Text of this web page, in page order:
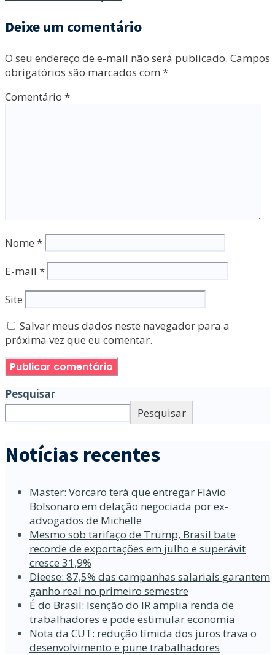
Deixe um comentário
O seu endereço de e-mail não será publicado. Campos
obrigatórios são marcados com *
Comentário *
Nome *
E-mail *
Site
Salvar meus dados neste navegador para a
próxima vez que eu comentar.
Pesquisar
Pesquisar
Notícias recentes
Master: Vorcaro terá que entregar Flávio
Bolsonaro em delação negociada por ex-
advogados de Michelle
Mesmo sob tarifaço de Trump, Brasil bate
recorde de exportações em julho e superávit
cresce 31,9%
Dieese: 87,5% das campanhas salariais garantem
ganho real no primeiro semestre
É do Brasil: Isenção do IR amplia renda de
trabalhadores e pode estimular economia
Nota da CUT: redução tímida dos juros trava o
desenvolvimento e pune trabalhadores